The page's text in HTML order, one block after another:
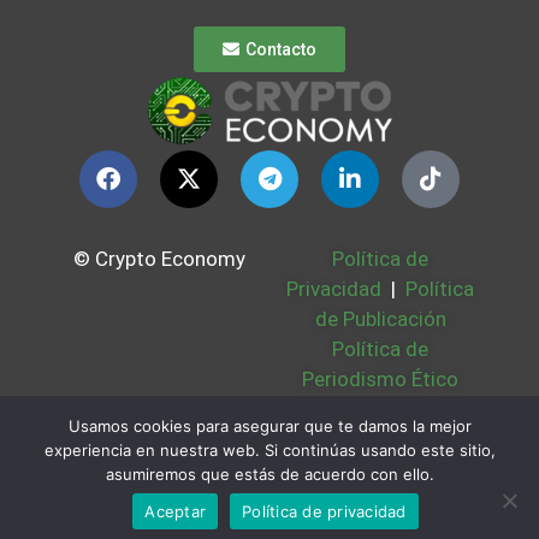
Contacto
© Crypto Economy
Política de
Privacidad | Política
de Publicación
Política de
Periodismo Ético
Bases Legales |
Partners | Sobre
Nosotros
Usamos cookies para asegurar que te damos la mejor
experiencia en nuestra web. Si continúas usando este sitio,
asumiremos que estás de acuerdo con ello.
Aceptar
Política de privacidad